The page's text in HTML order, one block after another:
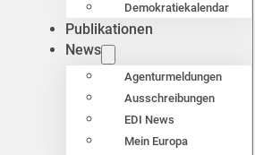
Demokratiekalendar
Publikationen
News
Agenturmeldungen
Ausschreibungen
EDI News
Mein Europa